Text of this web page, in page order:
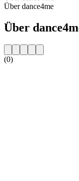
Über dance4me
Über
(0)